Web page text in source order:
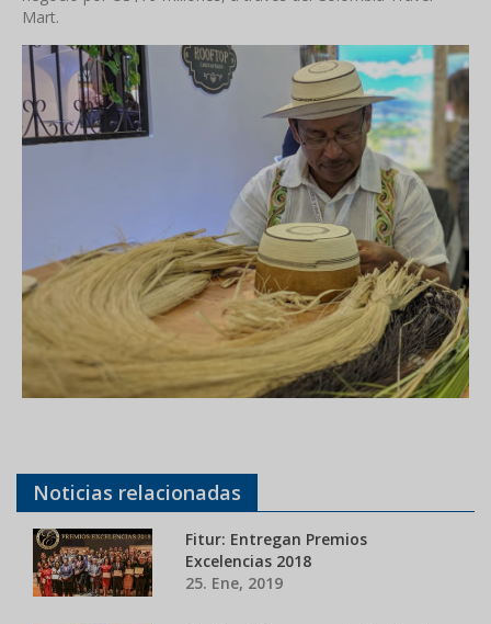
Mart.
Noticias relacionadas
Fitur: Entregan Premios
Excelencias 2018
25. Ene, 2019